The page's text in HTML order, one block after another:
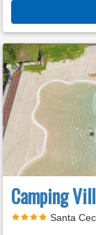
Camping
Santa